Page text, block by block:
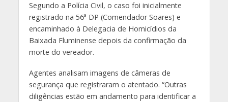
Segundo a Polícia Civil, o caso foi inicialmente
registrado na 56ª DP (Comendador Soares) e
encaminhado à Delegacia de Homicídios da
Baixada Fluminense depois da confirmação da
morte do vereador.
Agentes analisam imagens de câmeras de
segurança que registraram o atentado. “Outras
diligências estão em andamento para identificar a